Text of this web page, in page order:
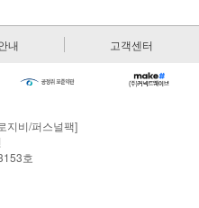
내 고객센터
지비/퍼스널팩]
호